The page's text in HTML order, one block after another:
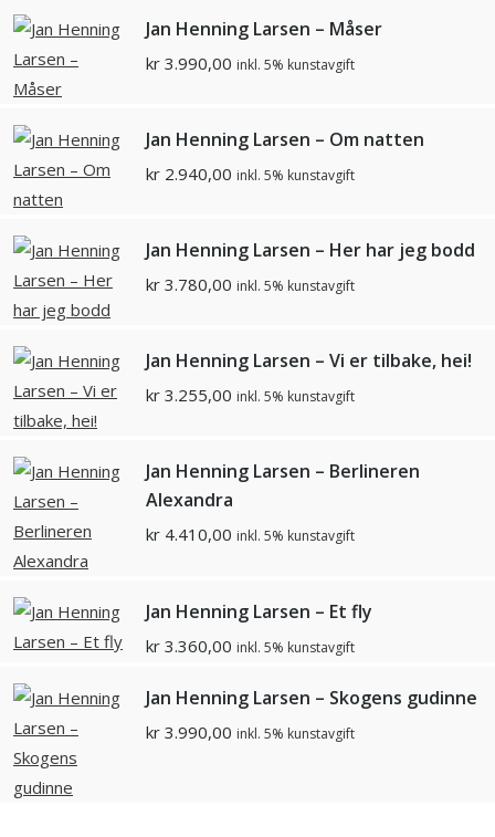
Jan Henning Larsen – Måser
kr 3.990,00 inkl. 5% kunstavgift
Jan Henning Larsen – Om natten
kr 2.940,00 inkl. 5% kunstavgift
Jan Henning Larsen – Her har jeg bodd
kr 3.780,00 inkl. 5% kunstavgift
Jan Henning Larsen – Vi er tilbake, hei!
kr 3.255,00 inkl. 5% kunstavgift
Jan Henning Larsen – Berlineren
Alexandra
kr 4.410,00 inkl. 5% kunstavgift
Jan Henning Larsen – Et fly
kr 3.360,00 inkl. 5% kunstavgift
Jan Henning Larsen – Skogens gudinne
kr 3.990,00 inkl. 5% kunstavgift